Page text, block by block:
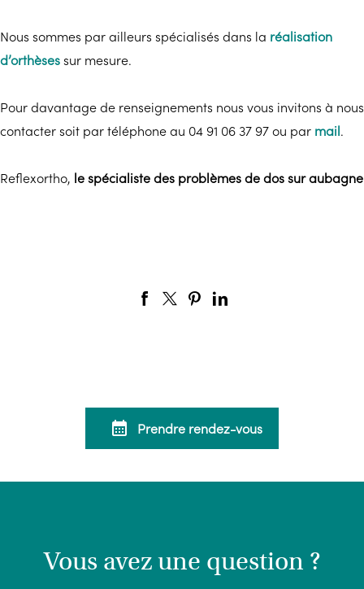
Nous sommes par ailleurs spécialisés dans la réalisation
d’orthèsessur mesure.
Pour davantage de renseignements nous vous invitons à nous
contacter soit par téléphone au 04 91 06 37 97 ou par mail.
Reflexortho, le spécialiste des problèmes de dos sur aubagne
calendar_month Prendre rendez-vous
Vous avez une question ?